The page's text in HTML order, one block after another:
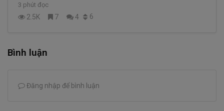
3 phút đọc
2.5K 7 4 6
Bình luận
Đăng nhập để bình luận